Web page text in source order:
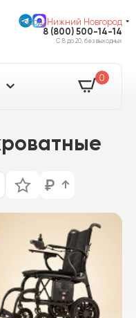
Город: Нижний Новгород
8 (800) 500-14-14
С 8 до 20, без выходных
0